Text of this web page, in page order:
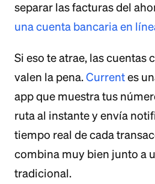
separar las facturas del
una cuenta bancaria en
Si eso te atrae, las cuentas
valen la pena.Currentes
app que muestra tus
ruta al instante y envía
tiempo real de cada
combina muy bien junto a
tradicional.